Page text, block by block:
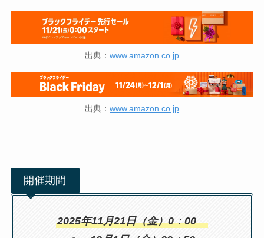
出典： www.amazon.co.jp
出典： www.amazon.co.jp
開催期間
2025年11月21日（金）0：00